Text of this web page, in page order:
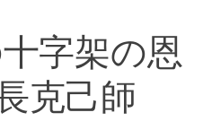
字架の恩
克己師